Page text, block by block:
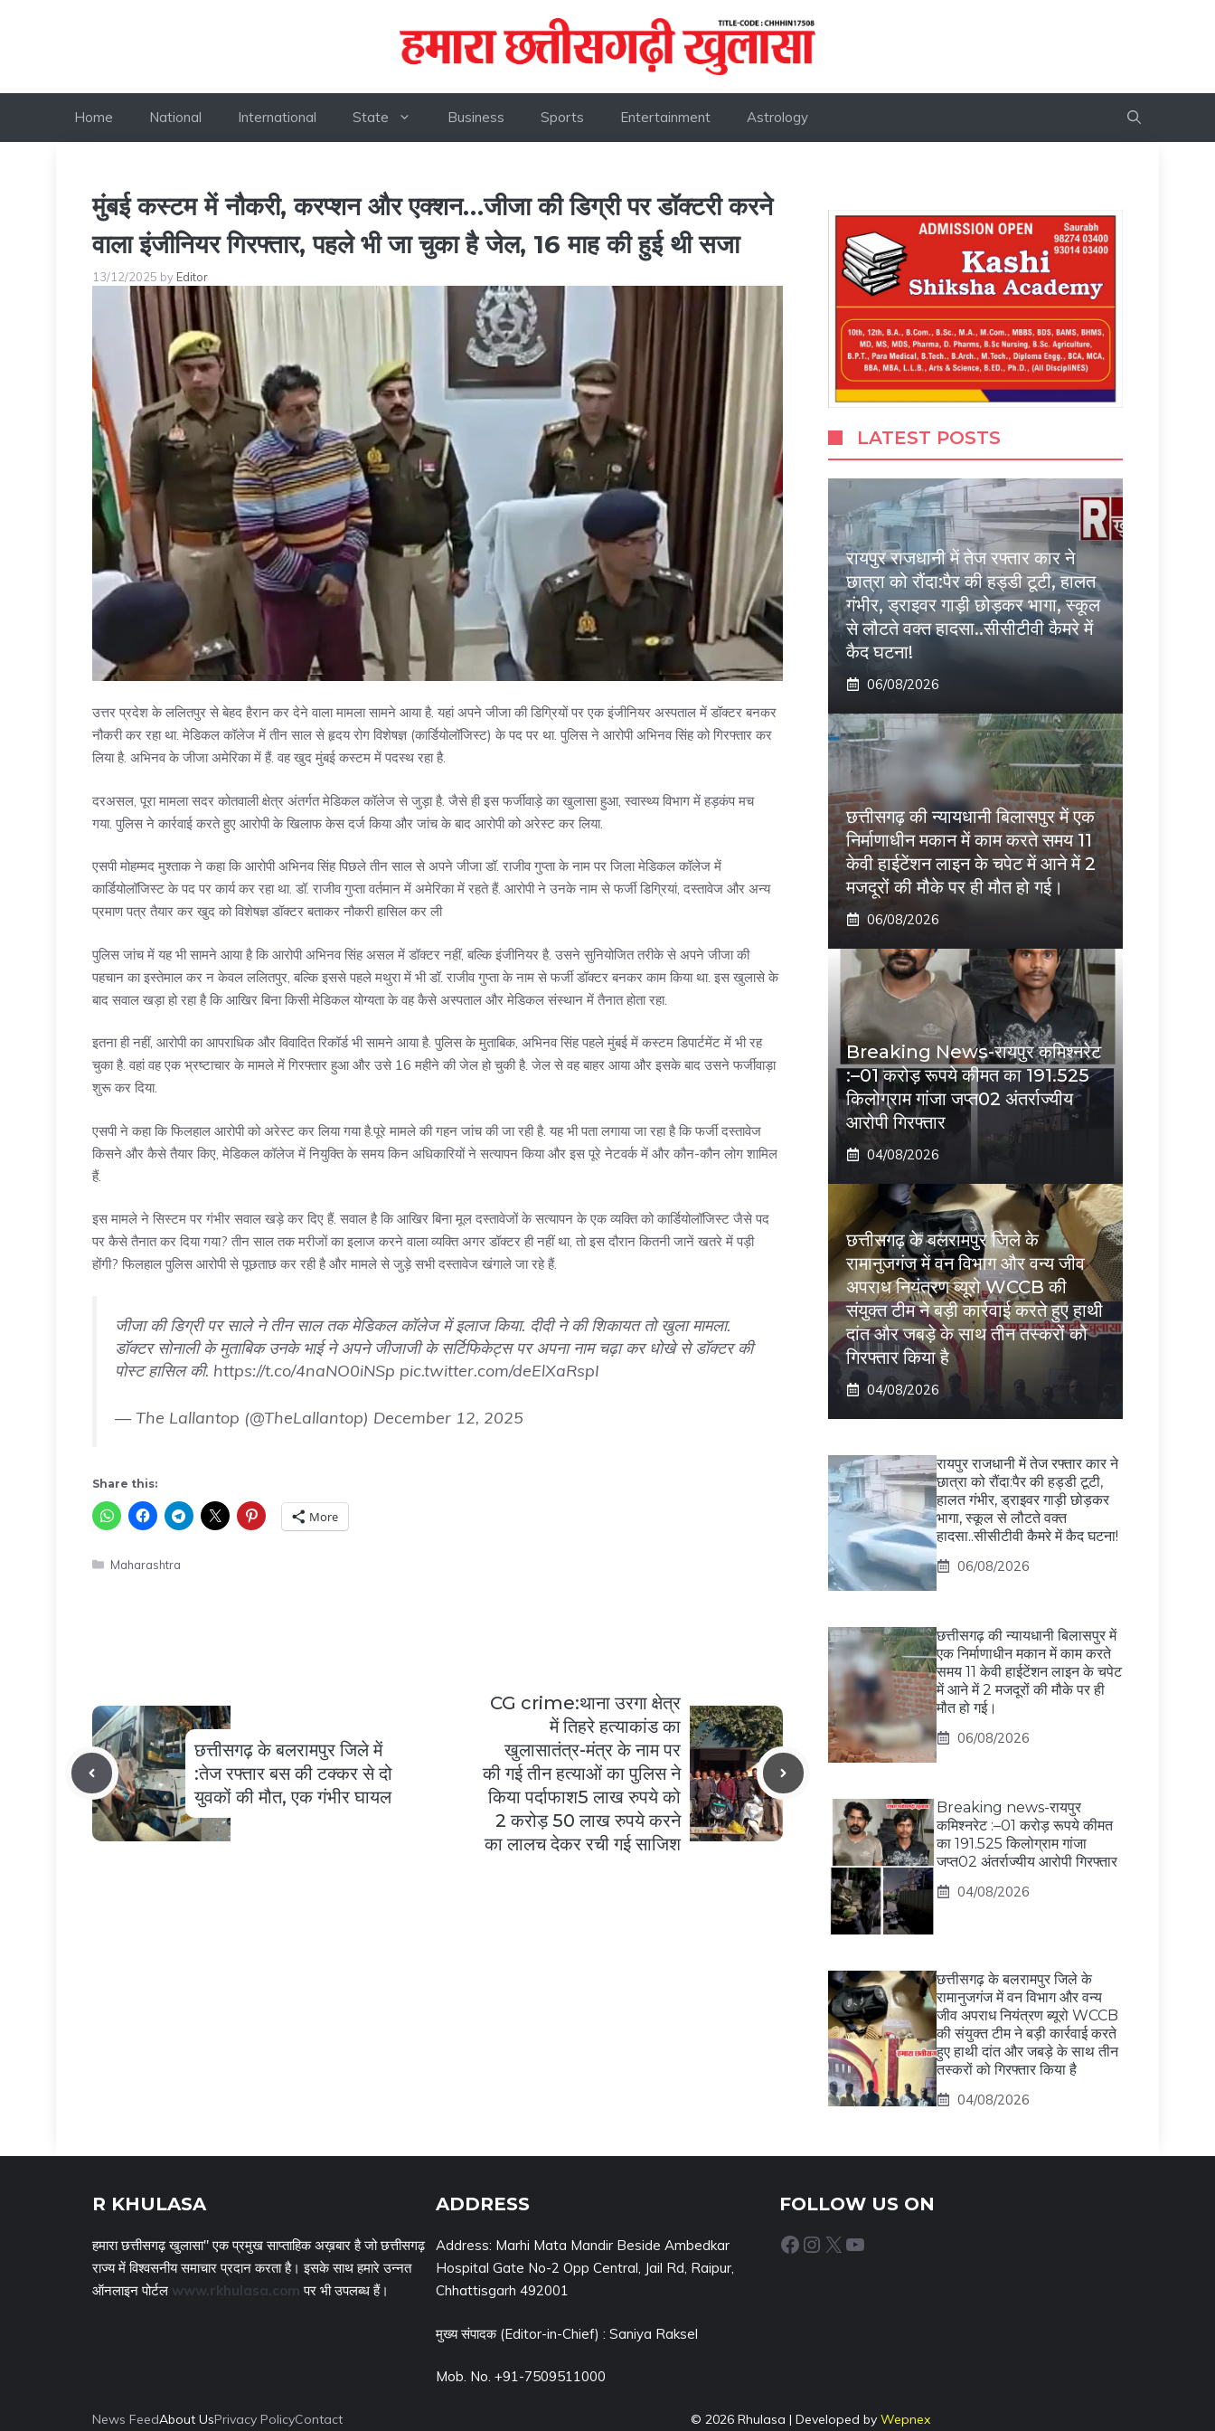
Home National International State Business Sports Entertainment Astrology
मुंबई कस्टम में नौकरी, करप्शन और एक्शन…जीजा की डिग्री पर डॉक्टरी करने
वाला इंजीनियर गिरफ्तार, पहले भी जा चुका है जेल, 16 माह की हुई थी सजा
13/12/2025 by Editor
उत्तर प्रदेश के ललितपुर से बेहद हैरान कर देने वाला मामला सामने आया है. यहां अपने जीजा की डिग्रियों पर एक इंजीनियर अस्पताल में डॉक्टर बनकर
नौकरी कर रहा था. मेडिकल कॉलेज में तीन साल से हृदय रोग विशेषज्ञ (कार्डियोलॉजिस्ट) के पद पर था. पुलिस ने आरोपी अभिनव सिंह को गिरफ्तार कर
लिया है. अभिनव के जीजा अमेरिका में हैं. वह खुद मुंबई कस्टम में पदस्थ रहा है.
दरअसल, पूरा मामला सदर कोतवाली क्षेत्र अंतर्गत मेडिकल कॉलेज से जुड़ा है. जैसे ही इस फर्जीवाड़े का खुलासा हुआ, स्वास्थ्य विभाग में हड़कंप मच
गया. पुलिस ने कार्रवाई करते हुए आरोपी के खिलाफ केस दर्ज किया और जांच के बाद आरोपी को अरेस्ट कर लिया.
एसपी मोहम्मद मुश्ताक ने कहा कि आरोपी अभिनव सिंह पिछले तीन साल से अपने जीजा डॉ. राजीव गुप्ता के नाम पर जिला मेडिकल कॉलेज में
कार्डियोलॉजिस्ट के पद पर कार्य कर रहा था. डॉ. राजीव गुप्ता वर्तमान में अमेरिका में रहते हैं. आरोपी ने उनके नाम से फर्जी डिग्रियां, दस्तावेज और अन्य
प्रमाण पत्र तैयार कर खुद को विशेषज्ञ डॉक्टर बताकर नौकरी हासिल कर ली
पुलिस जांच में यह भी सामने आया है कि आरोपी अभिनव सिंह असल में डॉक्टर नहीं, बल्कि इंजीनियर है. उसने सुनियोजित तरीके से अपने जीजा की
पहचान का इस्तेमाल कर न केवल ललितपुर , बल्कि इससे पहले मथुरा में भी डॉ. राजीव गुप्ता के नाम से फर्जी डॉक्टर बनकर काम किया था. इस खुलासे के
बाद सवाल खड़ा हो रहा है कि आखिर बिना किसी मेडिकल योग्यता के वह कैसे अस्पताल और मेडिकल संस्थान में तैनात होता रहा.
इतना ही नहीं, आरोपी का आपराधिक और विवादित रिकॉर्ड भी सामने आया है. पुलिस के मुताबिक, अभिनव सिंह पहले मुंबई में कस्टम डिपार्टमेंट में भी रह
चुका है. वहां वह एक भ्रष्टाचार के मामले में गिरफ्तार हुआ और उसे 16 महीने की जेल हो चुकी है. जेल से वह बाहर आया और इसके बाद उसने फर्जीवाड़ा
शुरू कर दिया.
एसपी ने कहा कि फिलहाल आरोपी को अरेस्ट कर लिया गया है.पूरे मामले की गहन जांच की जा रही है. यह भी पता लगाया जा रहा है कि फर्जी दस्तावेज
किसने और कैसे तैयार किए, मेडिकल कॉलेज में नियुक्ति के समय किन अधिकारियों ने सत्यापन किया और इस पूरे नेटवर्क में और कौन-कौन लोग शामिल
हैं.
इस मामले ने सिस्टम पर गंभीर सवाल खड़े कर दिए हैं. सवाल है कि आखिर बिना मूल दस्तावेजों के सत्यापन के एक व्यक्ति को कार्डियोलॉजिस्ट जैसे पद
पर कैसे तैनात कर दिया गया? तीन साल तक मरीजों का इलाज करने वाला व्यक्ति अगर डॉक्टर ही नहीं था, तो इस दौरान कितनी जानें खतरे में पड़ी
होंगी? फिलहाल पुलिस आरोपी से पूछताछ कर रही है और मामले से जुड़े सभी दस्तावेज खंगाले जा रहे हैं.
जीजा की डिग्री पर साले ने तीन साल तक मेडिकल कॉलेज में इलाज किया. दीदी ने की शिकायत तो खुला मामला.
डॉक्टर सोनाली के मुताबिक उनके भाई ने अपने जीजाजी के सर्टिफिकेट्स पर अपना नाम चढ़ा कर धोखे से डॉक्टर की
पोस्ट हासिल की. https://t.co/4naNO0iNSp pic.twitter.com/deElXaRspI
— The Lallantop (@TheLallantop) December 12, 2025
Share this:
More
Categories
Maharashtra
छत्तीसगढ़ के बलरामपुर जिले में
:तेज रफ्तार बस की टक्कर से दो
युवकों की मौत, एक गंभीर घायल
CG crime:थाना उरगा क्षेत्र
में तिहरे हत्याकांड का
खुलासातंत्र-मंत्र के नाम पर
की गई तीन हत्याओं का पुलिस ने
किया पर्दाफाश5 लाख रुपये को
2 करोड़ 50 लाख रुपये करने
का लालच देकर रची गई साजिश
LATEST POSTS
रायपुर राजधानी में तेज रफ्तार कार ने
छात्रा को रौंदा:पैर की हड्डी टूटी, हालत
गंभीर, ड्राइवर गाड़ी छोड़कर भागा, स्कूल
से लौटते वक्त हादसा..सीसीटीवी कैमरे में
कैद घटना!
06/08/2026
छत्तीसगढ़ की न्यायधानी बिलासपुर में एक
निर्माणाधीन मकान में काम करते समय 11
केवी हाईटेंशन लाइन के चपेट में आने में 2
मजदूरों की मौके पर ही मौत हो गई।
06/08/2026
Breaking News-रायपुर कमिश्नरेट
:–01 करोड़ रूपये कीमत का 191.525
किलोग्राम गांजा जप्त02 अंतर्राज्यीय
आरोपी गिरफ्तार
04/08/2026
छत्तीसगढ़ के बलरामपुर जिले के
रामानुजगंज में वन विभाग और वन्य जीव
अपराध नियंत्रण ब्यूरो WCCB की
संयुक्त टीम ने बड़ी कार्रवाई करते हुए हाथी
दांत और जबड़े के साथ तीन तस्करों को
गिरफ्तार किया है
04/08/2026
रायपुर राजधानी में तेज रफ्तार कार ने
छात्रा को रौंदा:पैर की हड्डी टूटी,
हालत गंभीर, ड्राइवर गाड़ी छोड़कर
भागा, स्कूल से लौटते वक्त
हादसा..सीसीटीवी कैमरे में कैद घटना!
06/08/2026
छत्तीसगढ़ की न्यायधानी बिलासपुर में
एक निर्माणाधीन मकान में काम करते
समय 11 केवी हाईटेंशन लाइन के चपेट
में आने में 2 मजदूरों की मौके पर ही
मौत हो गई।
06/08/2026
Breaking news-रायपुर
कमिश्नरेट :–01 करोड़ रूपये कीमत
का 191.525 किलोग्राम गांजा
जप्त02 अंतर्राज्यीय आरोपी गिरफ्तार
04/08/2026
छत्तीसगढ़ के बलरामपुर जिले के
रामानुजगंज में वन विभाग और वन्य
जीव अपराध नियंत्रण ब्यूरो WCCB
की संयुक्त टीम ने बड़ी कार्रवाई करते
हुए हाथी दांत और जबड़े के साथ तीन
तस्करों को गिरफ्तार किया है
04/08/2026
R KHULASA
हमारा छत्तीसगढ़ खुलासा" एक प्रमुख साप्ताहिक अख़बार है जो छत्तीसगढ़
राज्य में विश्वसनीय समाचार प्रदान करता है। इसके साथ हमारे उन्नत
ऑनलाइन पोर्टल www.rkhulasa.com पर भी उपलब्ध हैं।
ADDRESS
Address: Marhi Mata Mandir Beside Ambedkar
Hospital Gate No-2 Opp Central, Jail Rd, Raipur,
Chhattisgarh 492001
मुख्य संपादक (Editor-in-Chief) : Saniya Raksel
Mob. No. +91-7509511000
FOLLOW US ON
Facebook Instagram X YouTube
News FeedAbout UsPrivacy PolicyContact © 2026 Rhulasa | Developed by Wepnex